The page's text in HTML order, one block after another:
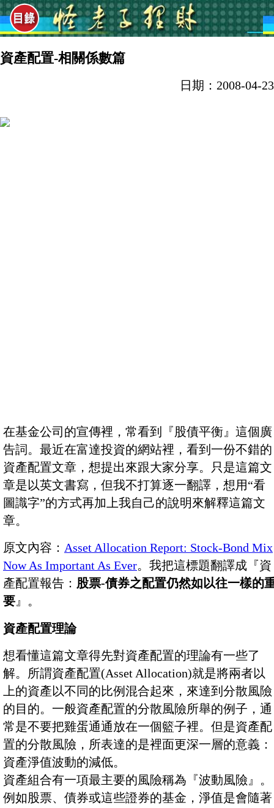
資產配置-相關係數篇
日期：2008-04-23
在基金公司的宣傳裡，常看到『股債平衡』這個廣
告詞。最近在富達投資的網站裡，看到一份不錯的
資產配置文章，想提出來跟大家分享。只是這篇文
章是以英文書寫，但我不打算逐一翻譯，想用“看
圖識字”的方式再加上我自己的說明來解釋這篇文
章。
原文內容： Asset Allocation Report: Stock-Bond Mix
Now As Important As Ever。我把這標題翻譯成『資
產配置報告： 股票-債券之配置仍然如以往一樣的
要 』。
資產配置理論
想看懂這篇文章得先對資產配置的理論有一些了
解。所謂資產配置(Asset Allocation)就是將兩者以
上的資產以不同的比例混合起來，來達到分散風險
的目的。一般資產配置的分散風險所舉的例子，通
常是不要把雞蛋通通放在一個籃子裡。但是資產配
置的分散風險，所表達的是裡面更深一層的意義：
資產淨值波動的減低。
資產組合有一項最主要的風險稱為『波動風險』。
例如股票、債券或這些證券的基金，淨值是會隨著